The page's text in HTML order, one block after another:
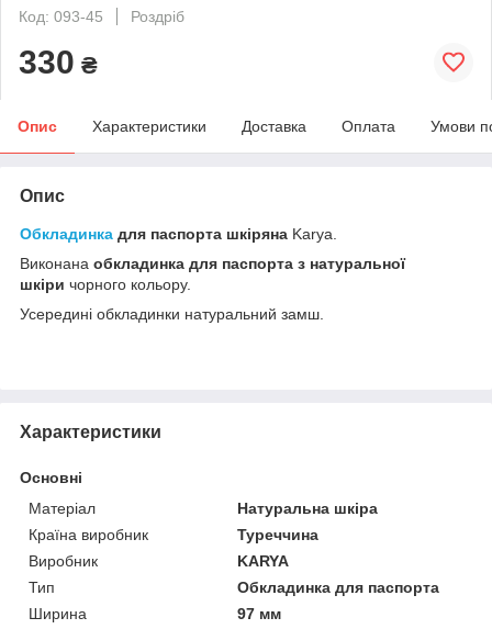
Код: 093-45
Роздріб
330 ₴
Опис Характеристики Доставка Оплата Умови
Опис
Обкладинка для паспорта шкіряна Karya.
Виконана обкладинка для паспорта з натуральної
шкіри чорного кольору.
Усередині обкладинки натуральний замш.
Характеристики
Основні
Матеріал
Натуральна шкіра
Країна виробник
Туреччина
Виробник
KARYA
Тип
Обкладинка для паспорта
Ширина
97 мм